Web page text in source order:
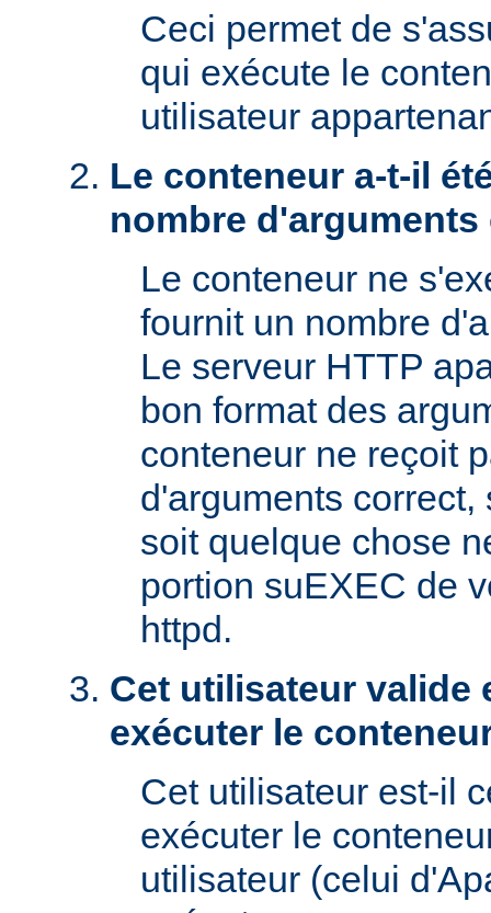
Ceci permet de
qui exécute le
utilisateur
Le conteneur a-t-il
nombre
Le conteneur ne
fournit un nombre
Le serveur HTTP
bon format des
conteneur ne reçoit
d'arguments
soit quelque chose
portion suEXEC de
httpd.
Cet utilisateur valide
exécuter le
Cet utilisateur est-il
exécuter le
utilisateur (celui